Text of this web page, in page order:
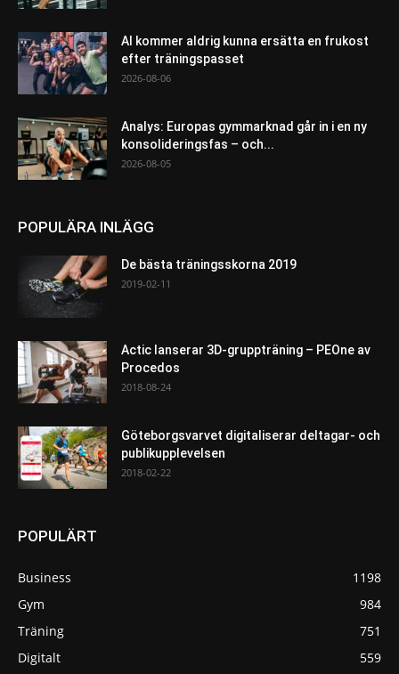
AI kommer aldrig kunna ersätta en frukost
efter träningspasset
2026-08-06
Analys: Europas gymmarknad går in i en ny
konsolideringsfas – och...
2026-08-05
POPULÄRA INLÄGG
De bästa träningsskorna 2019
2019-02-11
Actic lanserar 3D-gruppträning – PEOne av
Procedos
2018-08-24
Göteborgsvarvet digitaliserar deltagar- och
publikupplevelsen
2018-02-22
POPULÄRT
Business
1198
Gym
984
Träning
751
Digitalt
559